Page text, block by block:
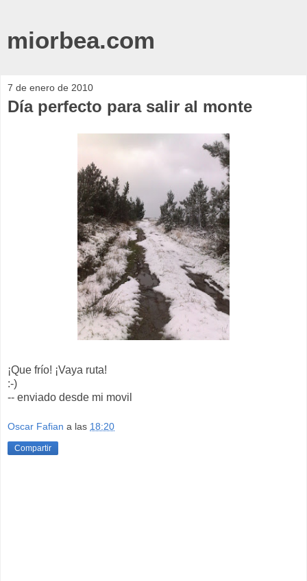
miorbea.com
7 de enero de 2010
Día perfecto para salir al monte
¡Que frío! ¡Vaya ruta!
:-)
-- enviado desde mi movil
Oscar Fafian a las 18:20
Compartir